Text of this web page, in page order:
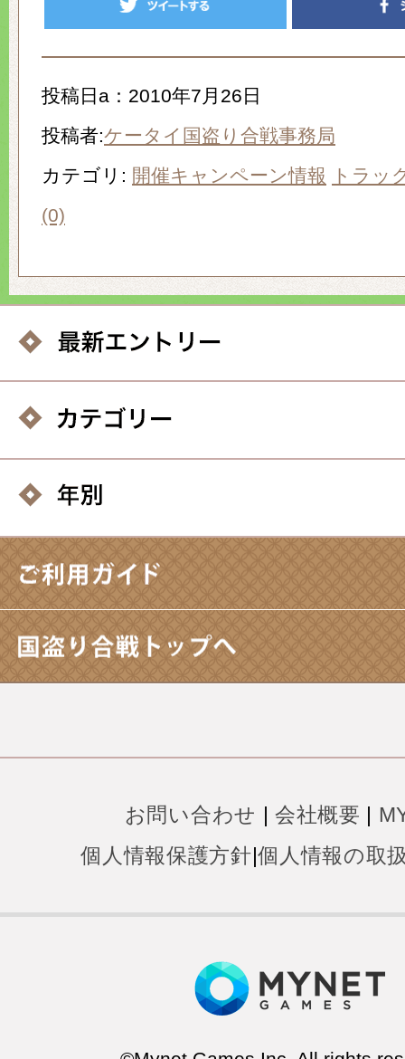
投稿日a：2010年7月26日
投稿者:ケータイ国盗り合戦事務局
カテゴリ: 開催キャンペーン情報
トラッ
(0)
お問い合わせ | 会社概要 |
個人情報保護方針|個人情報の取